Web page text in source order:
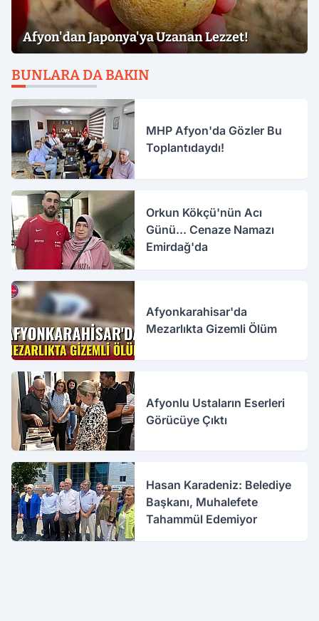
Afyon'dan Japonya'ya Uzanan Lezzet!
BUNLARA DA BAKIN
MHP Afyon'da Gözler Bu
Toplantıdaydı!
Orkun Kökçü'nün Acı
Günü... Cenaze Namazı
Emirdağ'da
Afyonkarahisar'da
Mezarlıkta Gizemli Ölüm
Afyonlu Ustaların Eserleri
Görücüye Çıktı
Hasan Karadeniz: Belediye
Başkanı, Muhalefete
Tahammül Edemiyor